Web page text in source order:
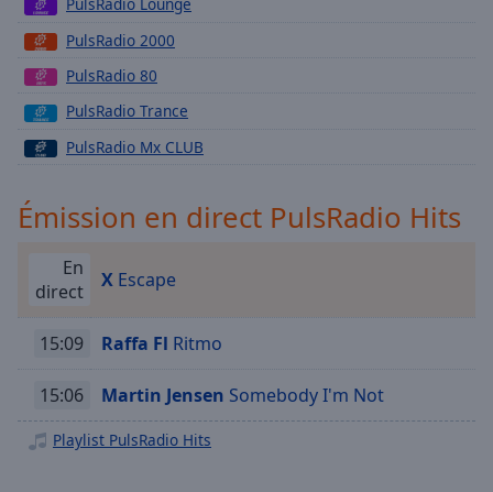
Chapters
Chapters
descriptions
off,
Subtitles
subtitles
settings,
subtitles
dialog
off,
PulsRadio 2000
PulsRadio 80
PulsRadio Trance
PulsRadio Mx CLUB
Émission en direct PulsRadio Hits
En
direct
X Escape
15:09 Raffa Fl Ritmo
15:06 Martin Jensen Somebody I'm Not
Playlist PulsRadio Hits